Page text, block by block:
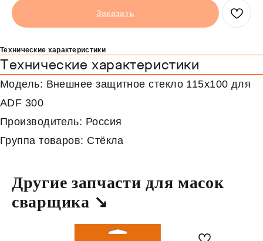
Заказать
Технические характеристики
Технические характеристики
Модель: Внешнее защитное стекло 115х100 для
ADF 300
Производитель: Россия
Группа товаров: Стёкла
Другие запчасти для масок
сварщика ↘